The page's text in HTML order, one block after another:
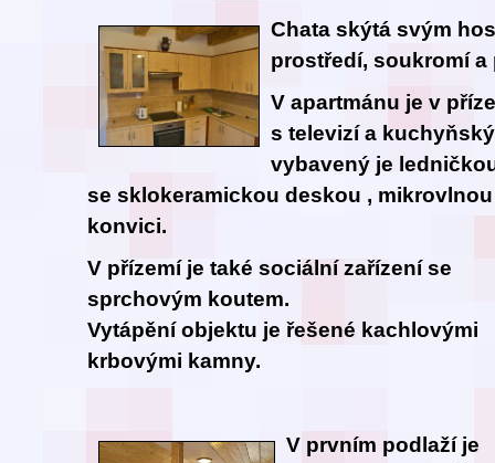
Chata skýtá svým
prostředí, soukromí a
V apartmánu je v
s televizí a
vybavený je
se sklokeramickou deskou ,
konvici.
V přízemí je také sociální zařízení se
sprchovým koutem.
Vytápění objektu je řešené kachlovými
krbovými kamny.
V prvním podlaží je